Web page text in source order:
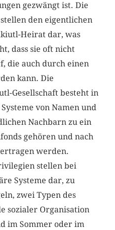
gezwängt ist. Die
den eigentlichen
Heirat dar, was
dass sie oft nicht
die auch durch einen
kann. Die
Gesellschaft besteht in
von Namen und
Nachbarn zu ein
gehören und nach
werden.
stellen bei
Systeme dar, zu
zwei Typen des
sozialer Organisation
im Sommer oder im